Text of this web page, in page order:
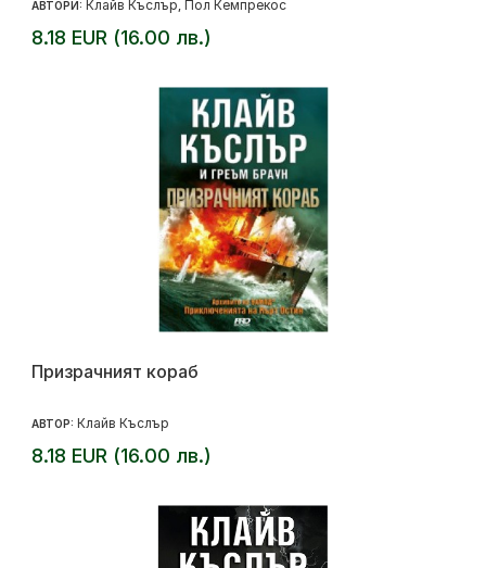
АВТОРИ: Клайв Къслър Пол Кемпрекос
8.18 EUR (16.00 лв.)
Призрачният кораб
АВТОР: Клайв Къслър
8.18 EUR (16.00 лв.)